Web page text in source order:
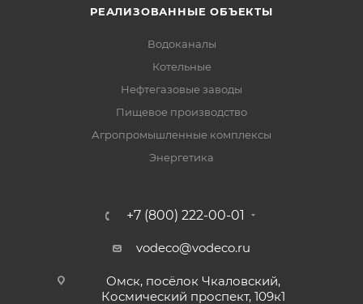
РЕАЛИЗОВАННЫЕ ОБЪЕКТЫ
Водоканалы
Котельные
Нефтегазовые заводы
Пищевое производство
Агропромышленные комплексы
Энергетика
+7 (800) 222-00-01
vodeco@vodeco.ru
Омск, посёлок Чкаловский,
Космический проспект, 109к1